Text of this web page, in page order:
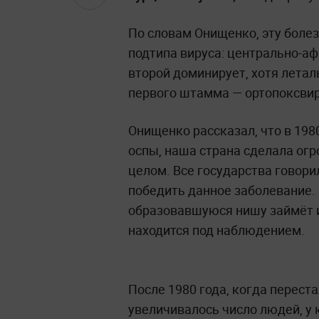
По словам Онищенко, эту
подтипа вируса: центрально-
второй доминирует, хотя
первого штамма —
Онищенко рассказал, что в
оспы, наша страна сделала
целом. Все государства
победить данное
образовавшуюся нишу займёт
находится под наблюдением.
После 1980 года, когда
увеличивалось число людей,